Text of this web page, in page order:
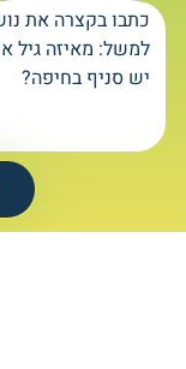
כתבו בקצרה את
למשל: מאיזה גיל
יש סניף בחיפה?